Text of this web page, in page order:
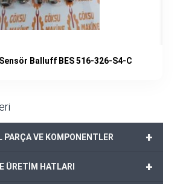
Balluff BES 516-326-S4-C
+
PARÇA VE KOMPONENTLER
+
ÜRETİM HATLARI